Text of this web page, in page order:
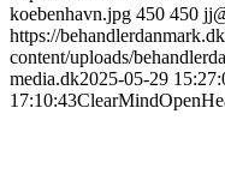
koebenhavn.jpg 450 450
https://
content/uploads/
media.dk2025-05-29
17:10:43